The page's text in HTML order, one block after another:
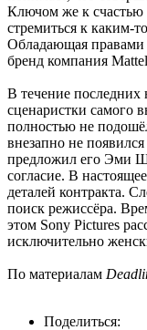
Ключом же к счастью
стремиться к каким-
Обладающая
бренд компания
В течение последних
сценаристки самого
полностью не
внезапно не
предложил его Эми
согласие. В
деталей контракта.
поиск режиссёра.
этом Sony Pictures
исключительно
По материалам
Поделиться: